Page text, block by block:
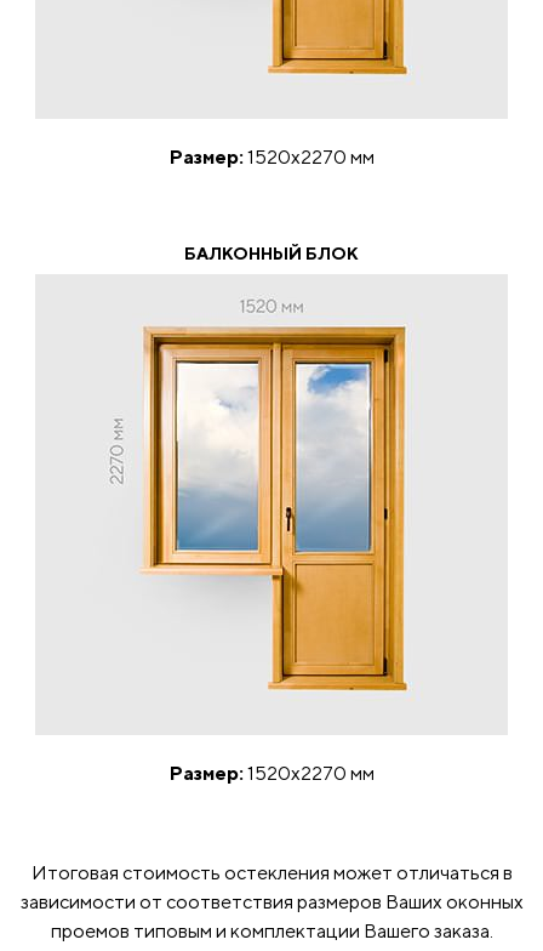
Размер: 1520x2270 мм
БАЛКОННЫЙ БЛОК
Размер: 1520x2270 мм
Итоговая стоимость остекления может отличаться в
зависимости от соответствия размеров Ваших оконных
проемов типовым и комплектации Вашего заказа.